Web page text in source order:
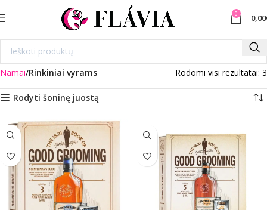
0 0,00
Namai Rinkiniai vyrams Rodomi visi rezultatai: 3
Rodyti šoninę juostą